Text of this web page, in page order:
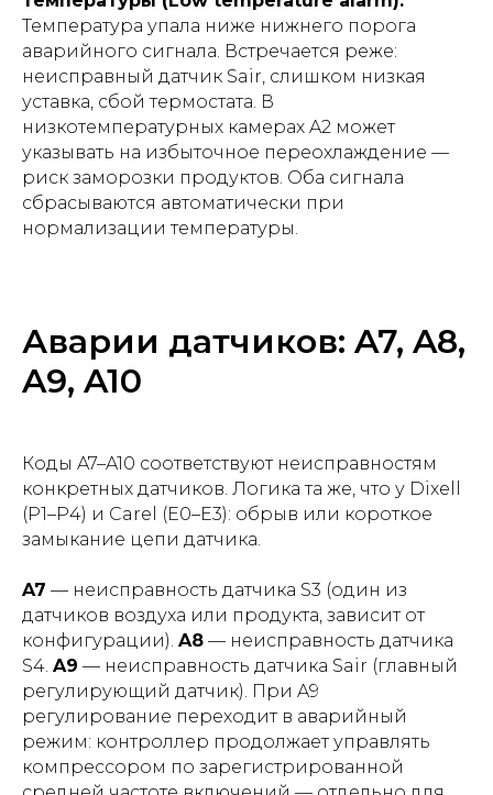
Температура упала ниже нижнего порога
аварийного сигнала. Встречается реже:
неисправный датчик Sair, слишком низкая
уставка, сбой термостата. В
низкотемпературных камерах A2 может
указывать на избыточное переохлаждение —
риск заморозки продуктов. Оба сигнала
сбрасываются автоматически при
нормализации температуры.
Аварии датчиков: A7, A8,
A9, A10
Коды A7–A10 соответствуют неисправностям
конкретных датчиков. Логика та же, что у Dixell
(P1–P4) и Carel (E0–E3): обрыв или короткое
замыкание цепи датчика.
A7 — неисправность датчика S3 (один из
датчиков воздуха или продукта, зависит от
конфигурации). A8 — неисправность датчика
S4. A9 — неисправность датчика Sair (главный
регулирующий датчик). При A9
регулирование переходит в аварийный
режим: контроллер продолжает управлять
компрессором по зарегистрированной